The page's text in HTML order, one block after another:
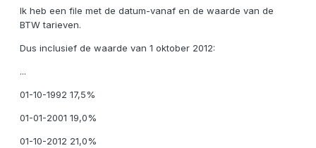
Ik heb een file met de datum-vanaf en de waarde van de
BTW tarieven.
Dus inclusief de waarde van 1 oktober 2012:
...
01-10-1992 17,5%
01-01-2001 19,0%
01-10-2012 21,0%